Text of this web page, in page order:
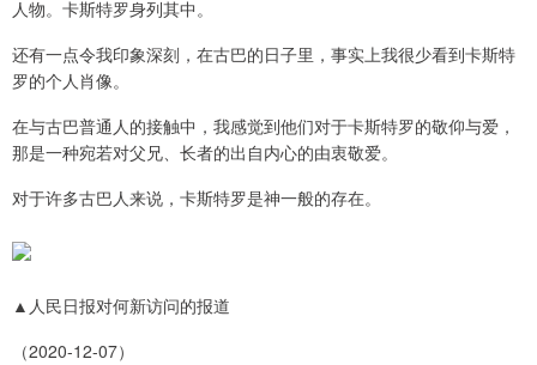
人物。卡斯特罗身列其中。
还有一点令我印象深刻，在古巴的日子里，事实上我很少看到卡斯特
罗的个人肖像。
在与古巴普通人的接触中，我感觉到他们对于卡斯特罗的敬仰与爱，
那是一种宛若对父兄、长者的出自内心的由衷敬爱。
对于许多古巴人来说，卡斯特罗是神一般的存在。
▲人民日报对何新访问的报道
（2020-12-07）